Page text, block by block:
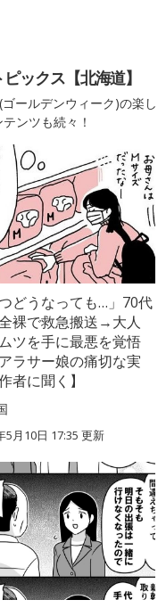
ックス【北海道】
ールデンウィーク)の楽し
ンツも続々！
つどうなっても…」70代
裸で救急搬送→大人
ツを手に最悪を覚悟
ラサー娘の痛切な実
者に聞く】
5月10日 17:35 更新